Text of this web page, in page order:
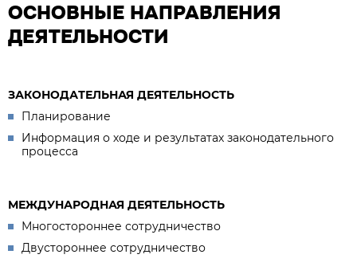
ОСНОВНЫЕ НАПРАВЛЕНИЯ
ДЕЯТЕЛЬНОСТИ
ЗАКОНОДАТЕЛЬНАЯ ДЕЯТЕЛЬНОСТЬ
Планирование
Информация о ходе и результатах законодательного
процесса
МЕЖДУНАРОДНАЯ ДЕЯТЕЛЬНОСТЬ
Многостороннее сотрудничество
Двустороннее сотрудничество